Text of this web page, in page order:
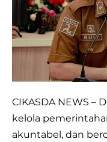
Digital
Melalui
Berbagai
Inovasi
CIKASDA NEWS –
kelola
akuntabel, dan